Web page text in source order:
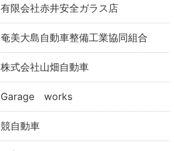
有限会社赤井安全ガラス店
奄美大島自動車整備工業協同組合
株式会社山畑自動車
Garage works
競自動車